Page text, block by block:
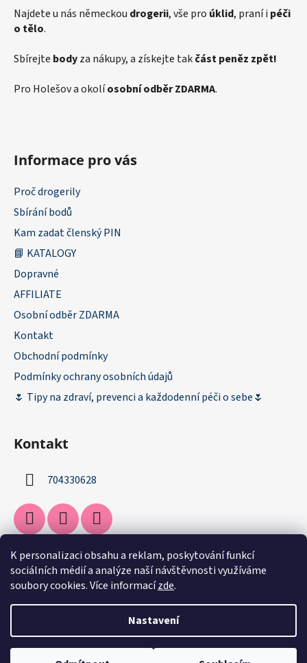
K personalizaci obsahu a reklam, poskytování funkcí
sociálních médií a analýze naší návštěvnosti využíváme
soubory cookies. Více informacízde.
Nastavení
Najdete u nás německou drogerii, vše pro úklid, praní i péči
o tělo.
Sbírejte bodyza nákupy, a získejte takčást peněz zpět!
Pro Holešov a okolíosobní odběr ZDARMA.
Informace pro vás
Proč drogerily
Sbírání bodů
Kam zadat členský PIN
📘 KATALOGY
Dopravné
AFFILIATE
Osobní odběr ZDARMA
Kontakt
Obchodní podmínky
Podmínky ochrany osobních údajů
🌷 Tipy na zdraví, prevenci a každodenní péči o sebe🌷
Kontakt
704330628
Facebook
Vytvořil Shoptet